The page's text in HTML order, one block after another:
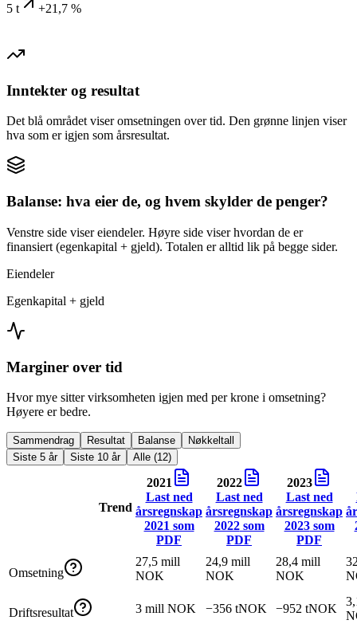
5 t
+21,7 %
Inntekter og resultat
Det blå området viser omsetningen over tid. Den grønne linjen viser
hva som er igjen som årsresultat.
Balanse: hva eier de, og hvem skylder de penger?
Venstre side viser eiendeler. Høyre side viser hvordan de er
finansiert (egenkapital + gjeld). Totalen er alltid lik på begge sider.
Eiendeler
Egenkapital + gjeld
Marginer over tid
Hvor mye sitter virksomheten igjen med per krone i omsetning?
Høyere er bedre.
Sammendrag Resultat Balanse
Nøkkeltall
Siste 5 år
Siste 10 år Alle (12)
Trend
2021
Last ned
årsregnskap
2021 som
PDF
2022
Last ned
årsregnskap
2022som
PDF
2023
Last ned
årsregnskap
2023som
PDF
Omsetning
27,5 mill
NOK
24,9 mill
NOK
28,4 mill
NOK
Driftsresultat 3 mill NOK −356 tNOK −952 tNOK